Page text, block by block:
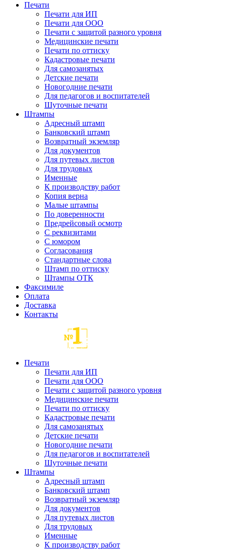
Печати
Печати для ИП
Печати для ООО
Печати с защитой разного уровня
Медицинские печати
Печати по оттиску
Кадастровые печати
Для самозанятых
Детские печати
Новогодние печати
Для педагогов и воспитателей
Шуточные печати
Штампы
Адресный штамп
Банковский штамп
Возвратный экземляр
Для документов
Для путевых листов
Для трудовых
Именные
К производству работ
Копия верна
Малые штампы
По доверенности
Предрейсовый осмотр
С реквизитами
С юмором
Согласования
Стандартные слова
Штамп по оттиску
Штампы ОТК
Факсимиле
Оплата
Доставка
Контакты
Печати
Печати для ИП
Печати для ООО
Печати с защитой разного уровня
Медицинские печати
Печати по оттиску
Кадастровые печати
Для самозанятых
Детские печати
Новогодние печати
Для педагогов и воспитателей
Шуточные печати
Штампы
Адресный штамп
Банковский штамп
Возвратный экземляр
Для документов
Для путевых листов
Для трудовых
Именные
К производству работ